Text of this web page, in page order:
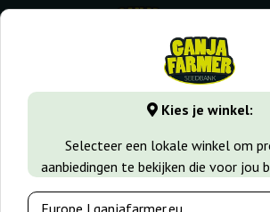
⭐ -40% Snelgroeiende
⏰ 2 dagen 07:37:53
Kies je winkel:
Selecteer een lokale winkel om
aanbiedingen te bekijken die voor jou
GanjaFarmer.nl Seedbanks
Advanced Seeds